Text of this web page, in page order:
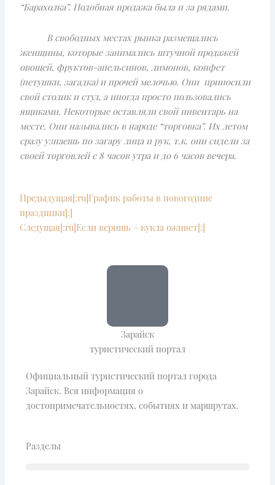
“Барахолка”. Подобная продажа была и за рядами.
В свободных местах рынка размещались
женщины, которые занимались штучной продажей
овощей, фруктов-апельсинов, лимонов, конфет
(петушки, загадка) и прочей мелочью. Они приносили
свой столик и стул, а иногда просто пользовались
ящиками. Некоторые оставляли свой инвентарь на
месте. Они назывались в народе “торговка”. Их летом
сразу узнаешь по загару лица и рук, т.к. они сидели за
своей торговлей с 8 часов утра и до 6 часов вечера.
Prev
Предыдущая[:ru]График работы в новогодние
праздники[:]
Следущая[:ru]Если веришь – кукла оживет[:]
Next
Зарайск
туристический портал
Официальный туристический портал города
Зарайск. Вся информация о
достопримечательностях, событиях и маршрутах.
Разделы